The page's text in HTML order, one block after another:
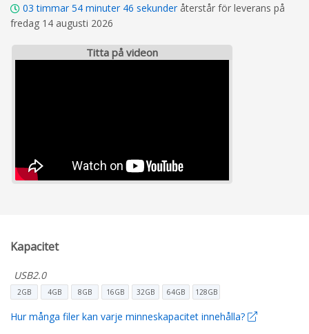
03 timmar 54 minuter 45 sekunder återstår för leverans på
fredag 14 augusti 2026
Titta på videon
Kapacitet
USB2.0
2GB 4GB 8GB 16GB 32GB 64GB 128GB
Hur många filer kan varje minneskapacitet innehålla?